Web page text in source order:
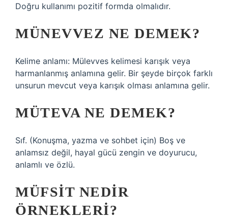
Doğru kullanımı pozitif formda olmalıdır.
MÜNEVVEZ NE DEMEK?
Kelime anlamı: Mülevves kelimesi karışık veya
harmanlanmış anlamına gelir. Bir şeyde birçok farklı
unsurun mevcut veya karışık olması anlamına gelir.
MÜTEVA NE DEMEK?
Sıf. (Konuşma, yazma ve sohbet için) Boş ve
anlamsız değil, hayal gücü zengin ve doyurucu,
anlamlı ve özlü.
MÜFSIT NEDIR
ÖRNEKLERI?